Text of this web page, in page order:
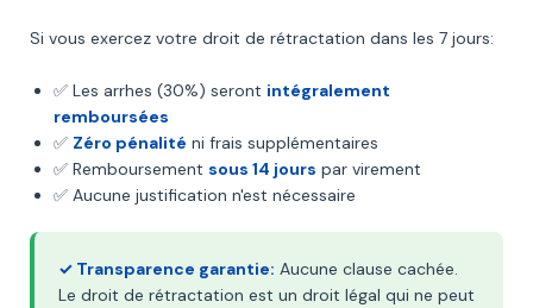
Si vous exercez votre droit de rétractation dans les 7 jours:
✅ Les arrhes (30%) seront intégralement
remboursées
✅ Zéro pénalité ni frais supplémentaires
✅ Remboursement sous 14 jours par virement
✅ Aucune justification n'est nécessaire
✓ Transparence garantie: Aucune clause cachée.
Le droit de rétractation est un droit légal qui ne peut